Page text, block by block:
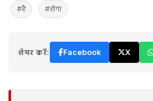
#है #होगा
शेयर करें: Facebook X